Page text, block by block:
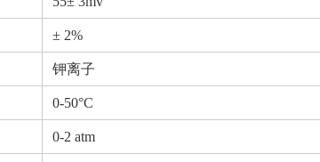
± 2%
钾离子
0-50°C
0-2 atm